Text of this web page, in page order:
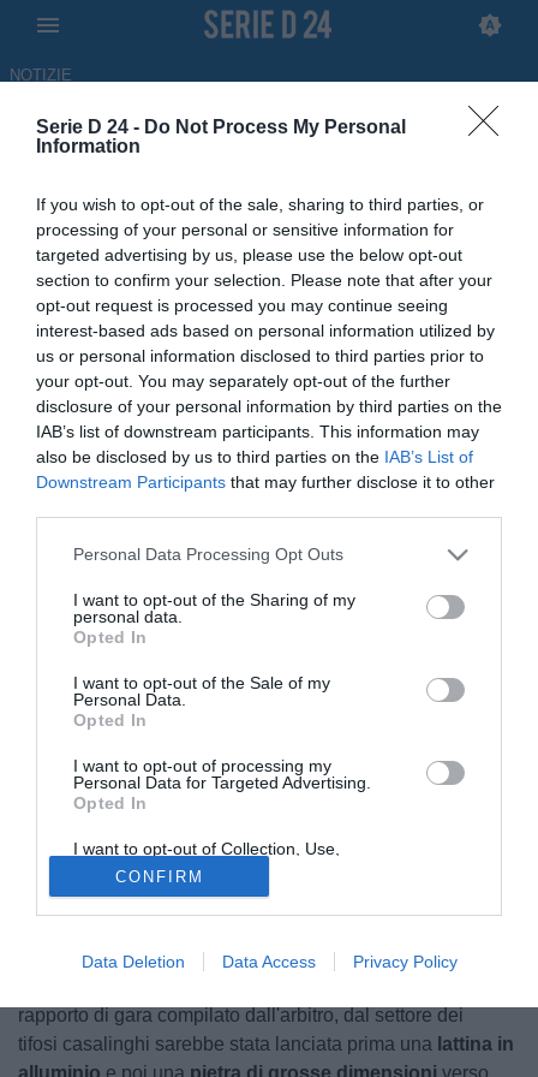
Serie D 24 - Do Not Process My Personal
Information
If you wish to opt-out of the sale, sharing to third parties, or
processing of your personal or sensitive information for
targeted advertising by us, please use the below opt-out
section to confirm your selection. Please note that after your
opt-out request is processed you may continue seeing
interest-based ads based on personal information utilized by
us or personal information disclosed to third parties prior to
your opt-out. You may separately opt-out of the further
disclosure of your personal information by third parties on the
IAB’s list of downstream participants. This information may
also be disclosed by us to third parties on the IAB’s List of
Downstream Participants that may further disclose it to other
Personal Data Processing Opt Outs
I want to opt-out of the Sharing of my
personal data.
Opted In
I want to opt-out of the Sale of my
Personal Data.
Opted In
I want to opt-out of processing my
Personal Data for Targeted Advertising.
Opted In
I want to opt-out of Collection, Use,
Retention, Sale, and/or Sharing of my
Personal Data that Is Unrelated with the
Purposes for which it was collected.
Opted Out
CONFIRM
Data Deletion Data Access Privacy Policy
NOTIZIE
Pietre e lattine contro l'arbitro,
il comunicato del Breno: "La
delusione non giustifica la
violenza"
16.05.2026 10:33 di Francesco Alessandro
Balducci
Il Breno è stato retrocesso in Serie D con un enorme strascico di
polemiche, soprattutto in virtù di quello che è successo nel play-out
contro il Pavia
Credit: US Breno
Pesa tantissimo laretrocessione in Eccellenza per il
Pavia, giocata in casa, alcuni tifosi dei granata dellasi sono
rapporto di gara compilato dall'arbitro, dal settore dei
tifosi casalinghi sarebbe stata lanciata prima una lattina in
alluminio e poi una pietra di grosse dimensioni verso